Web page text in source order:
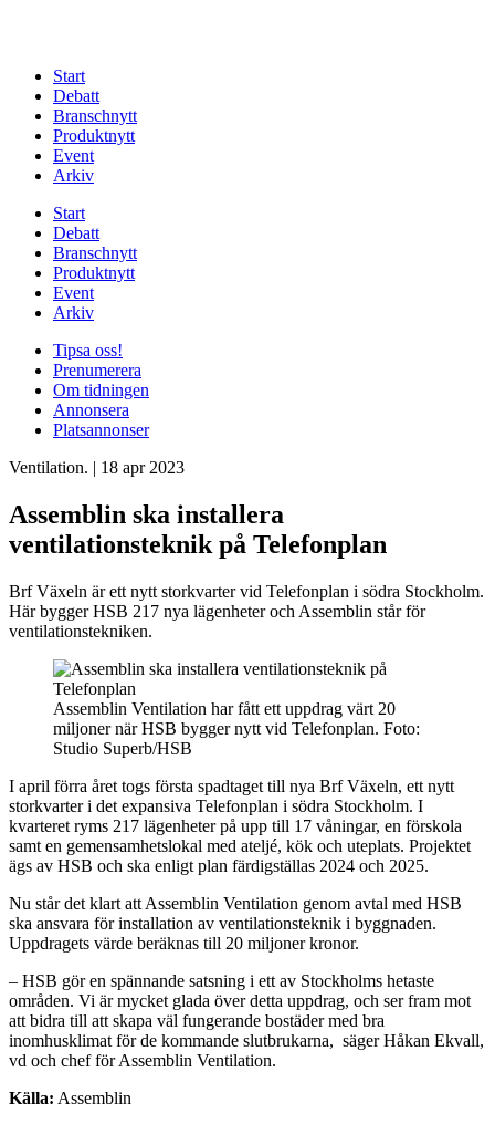
Start
Debatt
Branschnytt
Produktnytt
Event
Arkiv
Start
Debatt
Branschnytt
Produktnytt
Event
Arkiv
Tipsa oss!
Prenumerera
Om tidningen
Annonsera
Platsannonser
Ventilation. | 18 apr 2023
Assemblin ska installera
ventilationsteknik på Telefonplan
Brf Växeln är ett nytt storkvarter vid Telefonplan i södra Stockholm.
Här bygger HSB 217 nya lägenheter och Assemblin står för
ventilationstekniken.
Assemblin Ventilation har fått ett uppdrag värt 20
miljoner när HSB bygger nytt vid Telefonplan. Foto:
Studio Superb/HSB
I april förra året togs första spadtaget till nya Brf Växeln, ett nytt
storkvarter i det expansiva Telefonplan i södra Stockholm. I
kvarteret ryms 217 lägenheter på upp till 17 våningar, en förskola
samt en gemensamhetslokal med ateljé, kök och uteplats. Projektet
ägs av HSB och ska enligt plan färdigställas 2024 och 2025.
Nu står det klart att Assemblin Ventilation genom avtal med HSB
ska ansvara för installation av ventilationsteknik i byggnaden.
Uppdragets värde beräknas till 20 miljoner kronor.
– HSB gör en spännande satsning i ett av Stockholms hetaste
områden. Vi är mycket glada över detta uppdrag, och ser fram mot
att bidra till att skapa väl fungerande bostäder med bra
inomhusklimat för de kommande slutbrukarna, säger Håkan Ekvall,
vd och chef för Assemblin Ventilation.
Källa: Assemblin